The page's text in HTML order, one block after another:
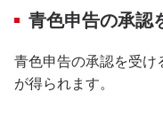
青色申告の承認
青色申告の承認を受け
が得られます。